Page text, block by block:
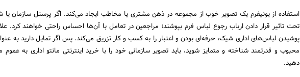
استفاده از یونیفرم‌ یک تصویر خوب از مجموعه در ذهن مشتری یا مخاطب ایجاد می‌کند. اگر پرسنل سازمان یا
تحت تاثیر قرار دادن ارباب رجوع لباس فرم بپوشند؛ مراجعین در تعامل با آن‌ها احساس راحتی خواهند کرد.
پوشیدن لباس‌های اداری شیک، حرفه‌ای بودن و اعتبار را به کسب و کار تزریق می‌کند. پس اگر تمایل دارید به
محبوب و قدرتمند شناخته و متمایز شوید، باید تصویر سازمانی خود را با خرید اینترنتی مانتو اداری به
دهید.